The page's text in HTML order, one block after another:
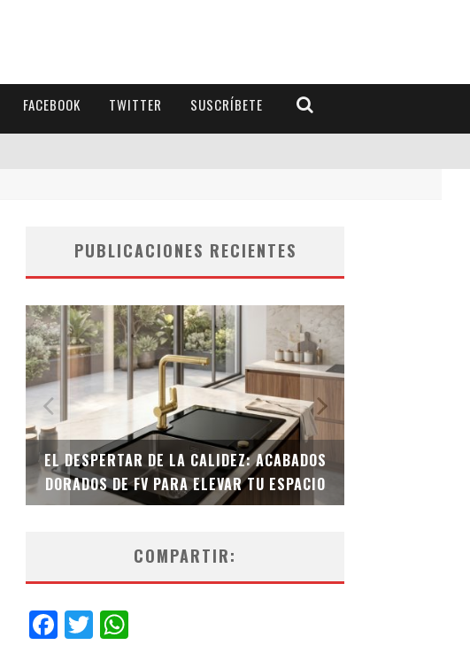
FACEBOOK TWITTER SUSCRÍBETE
PUBLICACIONES RECIENTES
EL DESPERTAR DE LA CALIDEZ: ACABADOS
DORADOS DE FV PARA ELEVAR TU ESPACIO
COMPARTIR:
Facebook
Twitter